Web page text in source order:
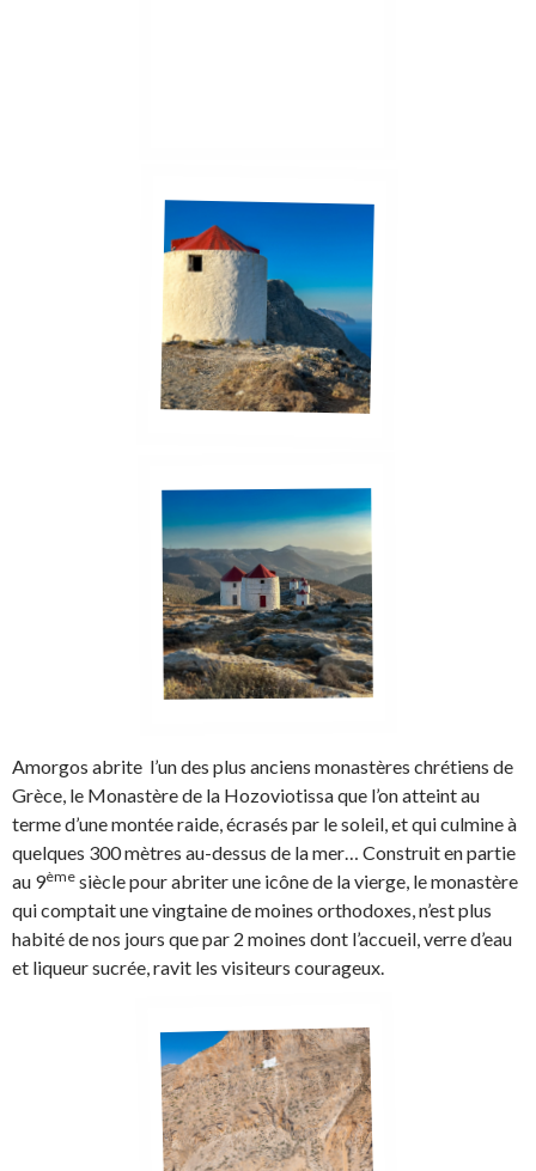
Amorgos abrite l’un des plus anciens monastères chrétiens de
Grèce, le Monastère de la Hozoviotissa que l’on atteint au
terme d’une montée raide, écrasés par le soleil, et qui culmine à
quelques 300 mètres au-dessus de la mer… Construit en partie
au 9ème siècle pour abriter une icône de la vierge, le monastère
qui comptait une vingtaine de moines orthodoxes, n’est plus
habité de nos jours que par 2 moines dont l’accueil, verre d’eau
et liqueur sucrée, ravit les visiteurs courageux.